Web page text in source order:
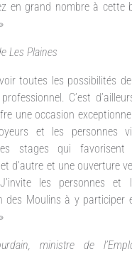
en grand nombre à cette
Les Plaines
toutes les possibilités
C’est
une occasion
et les personnes
stages qui favorisent
d’autre et une ouverture
les personnes et
des Moulins à y participer
ministre de